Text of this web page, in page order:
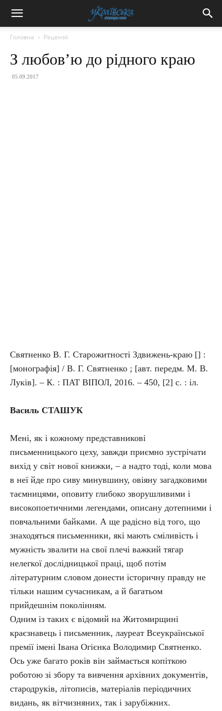
Головна Рецензії
З любов’ю до рідного краю
05.09.2017
Святненко В. Г. Старожитності Здвижень-краю [] :
[монографія] / В. Г. Святненко ; [авт. передм. М. В.
Луків]. – К. : ПАТ ВІПОЛ, 2016. – 450, [2] с. : іл.
Василь СТАШУК
Мені, як і кожному представникові
письменницького цеху, завжди приємно зустрічати
вихід у світ нової книжки, – а надто тоді, коли мова
в неї йде про сиву минувшину, овіяну загадковими
таємницями, оповиту глибоко зворушливими і
високопоетичними легендами, описану дотепними і
повчальними байками. А ще радісно від того, що
знаходяться письменники, які мають сміливість і
мужність звалити на свої плечі важкий тягар
нелегкої дослідницької праці, щоб потім
літературним словом донести історичну правду не
тільки нашим сучасникам, а й багатьом
прийдешнім поколінням.
Одним із таких є відомий на Житомирщині
краєзнавець і письменник, лауреат Всеукраїнської
премії імені Івана Огієнка Володимир Святненко.
Ось уже багато років він займається копіткою
роботою зі збору та вивчення архівних документів,
стародруків, літописів, матеріалів періодичних
видань, як вітчизняних, так і зарубіжних.